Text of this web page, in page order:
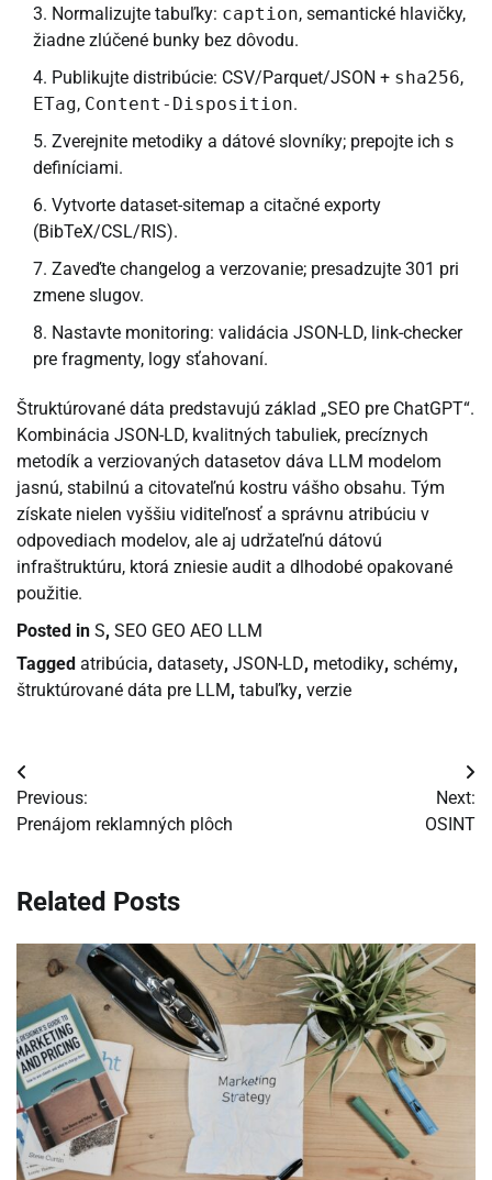
Normalizujte tabuľky: caption, semantické hlavičky,
žiadne zlúčené bunky bez dôvodu.
Publikujte distribúcie: CSV/Parquet/JSON + sha256,
ETag, Content-Disposition.
Zverejnite metodiky a dátové slovníky; prepojte ich s
definíciami.
Vytvorte dataset-sitemap a citačné exporty
(BibTeX/CSL/RIS).
Zaveďte changelog a verzovanie; presadzujte 301 pri
zmene slugov.
Nastavte monitoring: validácia JSON-LD, link-checker
pre fragmenty, logy sťahovaní.
Štruktúrované dáta predstavujú základ „SEO pre ChatGPT“.
Kombinácia JSON-LD, kvalitných tabuliek, precíznych
metodík a verziovaných datasetov dáva LLM modelom
jasnú, stabilnú a citovateľnú kostru vášho obsahu. Tým
získate nielen vyššiu viditeľnosť a správnu atribúciu v
odpovediach modelov, ale aj udržateľnú dátovú
infraštruktúru, ktorá zniesie audit a dlhodobé opakované
použitie.
Posted in S, SEO GEO AEO LLM
Tagged atribúcia, datasety, JSON-LD, metodiky, schémy,
štruktúrované dáta pre LLM, tabuľky, verzie
Navigácia
v
Previous:
Prenájom reklamných plôch
Next:
OSINT
Related Posts